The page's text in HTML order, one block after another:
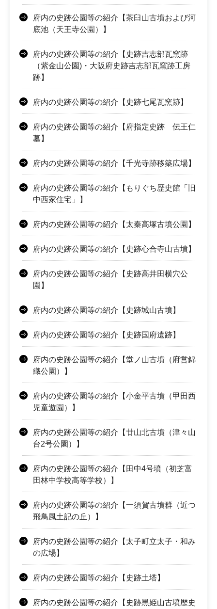
府内の史跡公園等の紹介【茶臼山古墳および河
底池（天王寺公園）】
府内の史跡公園等の紹介【史跡吉志部瓦窯跡
（紫金山公園)・大阪府史跡吉志部瓦窯跡工房
跡】
府内の史跡公園等の紹介【史跡七尾瓦窯跡】
府内の史跡公園等の紹介【府指定史跡 伝王仁
墓】
府内の史跡公園等の紹介【千光寺跡移築広場】
府内の史跡公園等の紹介【もりぐち歴史館「旧
中西家住宅」】
府内の史跡公園等の紹介【太秦高塚古墳公園】
府内の史跡公園等の紹介【史跡心合寺山古墳】
府内の史跡公園等の紹介【史跡高井田横穴公
園】
府内の史跡公園等の紹介【史跡城山古墳】
府内の史跡公園等の紹介【史跡国府遺跡】
府内の史跡公園等の紹介【堂ノ山古墳（府営錦
織公園）】
府内の史跡公園等の紹介【小金平古墳（甲田西
児童遊園）】
府内の史跡公園等の紹介【廿山北古墳（津々山
台2号公園）】
府内の史跡公園等の紹介【田中4号墳（初芝富
田林中学校高等学校）】
府内の史跡公園等の紹介【一須賀古墳群（近つ
飛鳥風土記の丘）】
府内の史跡公園等の紹介【太子町立太子・和み
の広場】
府内の史跡公園等の紹介【史跡土塔】
府内の史跡公園等の紹介【史跡黒姫山古墳歴史